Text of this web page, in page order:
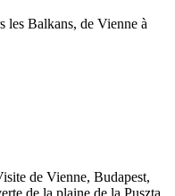
les Balkans, de Vienne à
de Vienne, Budapest,
de la plaine de la Puszta,